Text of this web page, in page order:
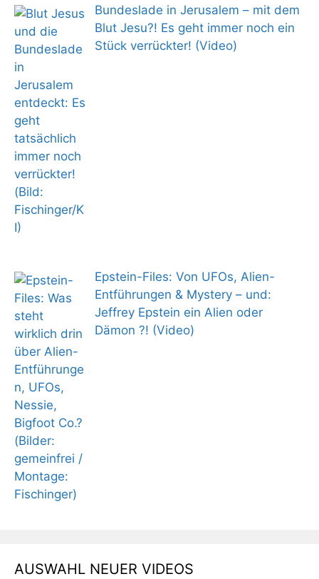
Bundeslade in Jerusalem – mit dem
Blut Jesu?! Es geht immer noch ein
Stück verrückter! (Video)
Epstein-Files: Von UFOs, Alien-
Entführungen & Mystery – und:
Jeffrey Epstein ein Alien oder
Dämon ?! (Video)
AUSWAHL NEUER VIDEOS